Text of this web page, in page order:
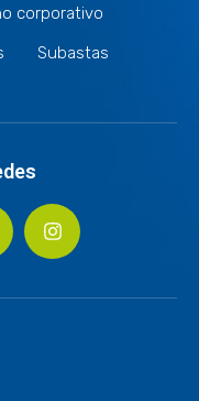
corporativo
Subastas